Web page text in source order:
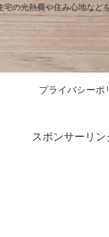
の光熱費や住み心地など
プライバシーポ
スポンサーリン